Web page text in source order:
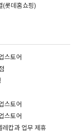
(롯데홈쇼핑)
스토어
스토어
스토어
레캅과 업무 제휴